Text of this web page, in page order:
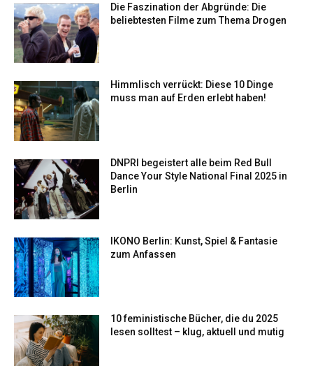
Die Faszination der Abgründe: Die
beliebtesten Filme zum Thema Drogen
Himmlisch verrückt: Diese 10 Dinge
muss man auf Erden erlebt haben!
DNPRI begeistert alle beim Red Bull
Dance Your Style National Final 2025 in
Berlin
IKONO Berlin: Kunst, Spiel & Fantasie
zum Anfassen
10 feministische Bücher, die du 2025
lesen solltest – klug, aktuell und mutig